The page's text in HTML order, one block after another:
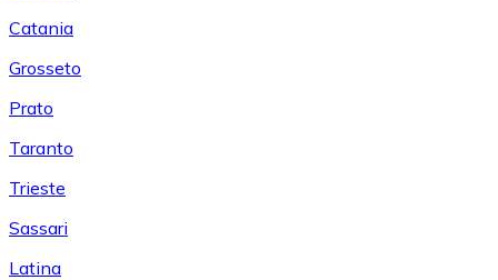
Catania
Grosseto
Prato
Taranto
Trieste
Sassari
Latina